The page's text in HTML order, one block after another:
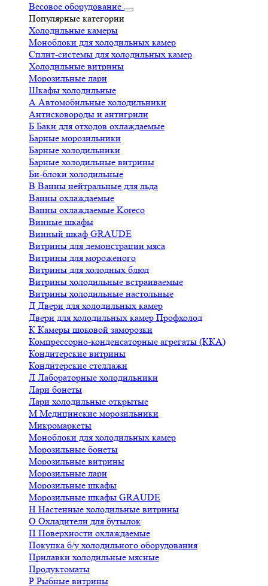
Весовое оборудование
Популярные категории
Холодильные камеры
Моноблоки для холодильных камер
Сплит-системы для холодильных камер
Холодильные витрины
Морозильные лари
Шкафы холодильные
А Автомобильные холодильники
Антисковороды и антигрили
Б Баки для отходов охлаждаемые
Барные морозильники
Барные холодильники
Барные холодильные витрины
Би-блоки холодильные
В Ванны нейтральные для льда
Ванны охлаждаемые
Ванны охлаждаемые Koreco
Винные шкафы
Винный шкаф GRAUDE
Витрины для демонстрации мяса
Витрины для мороженого
Витрины для холодных блюд
Витрины холодильные встраиваемые
Витрины холодильные настольные
Д Двери для холодильных камер
Двери для холодильных камер Профхолод
К Камеры шоковой заморозки
Компрессорно-конденсаторные агрегаты (ККА)
Кондитерские витрины
Кондитерские стеллажи
Л Лабораторные холодильники
Лари бонеты
Лари холодильные открытые
М Медицинские морозильники
Микромаркеты
Моноблоки для холодильных камер
Морозильные бонеты
Морозильные витрины
Морозильные лари
Морозильные шкафы
Морозильные шкафы GRAUDE
Н Настенные холодильные витрины
О Охладители для бутылок
П Поверхности охлаждаемые
Покупка б/у холодильного оборудования
Прилавки холодильные мясные
Продуктоматы
Р Рыбные витрины